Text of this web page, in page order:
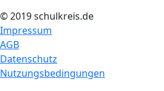
© 2019 schulkreis.de
Impressum
AGB
Datenschutz
Nutzungsbedingungen